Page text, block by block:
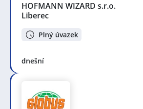
HOFMANN WIZARD s.r.o.
Liberec
Plný úvazek
dnešní